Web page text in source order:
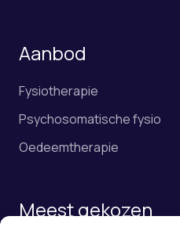
Aanbod
Fysiotherapie
Psychosomatische fysio
Oedeemtherapie
Meest gekozen